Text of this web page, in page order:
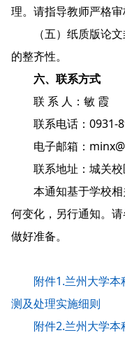
理。请指导教师严格审
（五）纸质版论
的整齐性。
六、联系方式
联 系 人：敏 霞
联系电话：0931-
电子邮箱：
联系地址：城关
本通知基于学校
何变化，另行通知。
做好准备。
附件1.兰州大学本
测及处理实施细则
附件2.兰州大学